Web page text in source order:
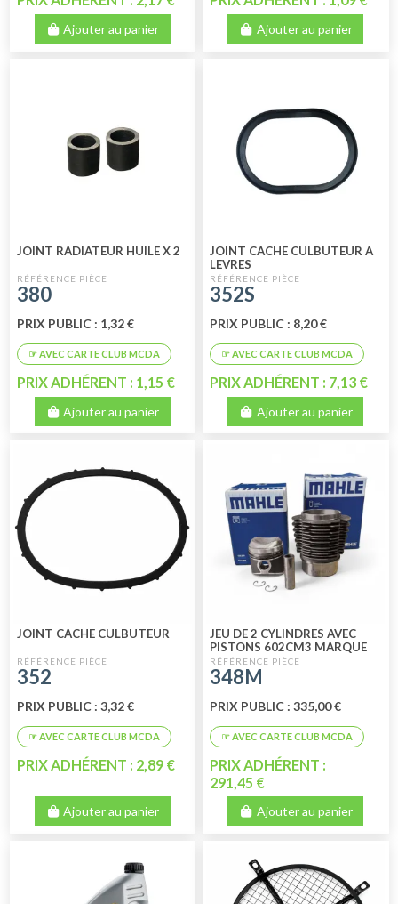
Ajouter au panier Ajouter au panier
JOINT RADIATEUR HUILE X 2
380
PRIX PUBLIC : 1,32 €
PRIX ADHÉRENT : 1,15 €
Ajouter au panier
JOINT CACHE CULBUTEUR A
LEVRES
352S
PRIX PUBLIC : 8,20 €
PRIX ADHÉRENT : 7,13 €
Ajouter au panier
JOINT CACHE CULBUTEUR
352
PRIX PUBLIC : 3,32 €
PRIX ADHÉRENT : 2,89 €
Ajouter au panier
JEU DE 2 CYLINDRES AVEC
PISTONS 602CM3 MARQUE
MAHLE
348M
PRIX PUBLIC : 335,00 €
PRIX ADHÉRENT :
291,45 €
Ajouter au panier